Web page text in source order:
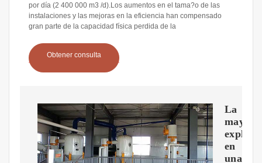
por día (2 400 000 m3 /d).Los aumentos en el tama?o de las
instalaciones y las mejoras en la eficiencia han compensado
gran parte de la capacidad física perdida de la
Obtener consulta
La
mayor
en
una